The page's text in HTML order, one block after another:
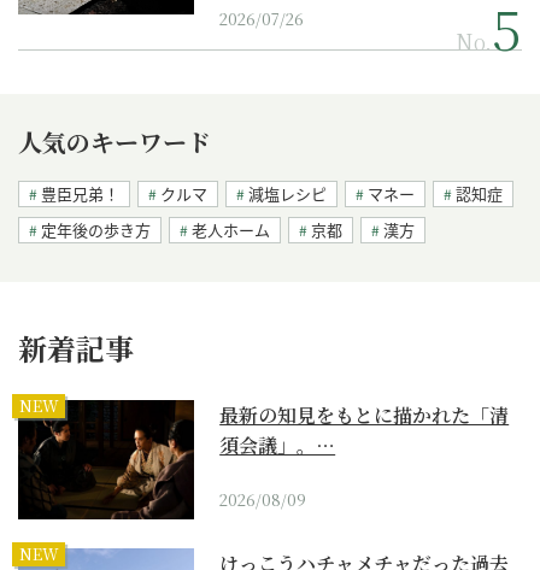
2026/07/26
No.
人気のキーワード
豊臣兄弟！ クルマ 減塩レシピ マネー
認知症
定年後の歩き方
老人ホーム 京都 漢方
新着記事
NEW
最新の知見をもとに描かれた「清
須会議」。…
2026/08/09
NEW
けっこうハチャメチャだった過去